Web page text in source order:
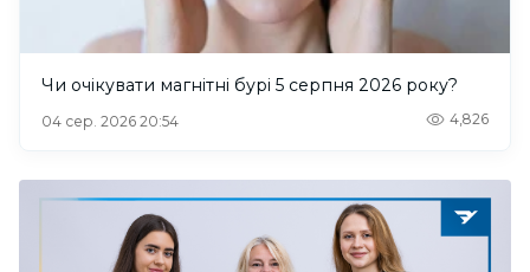
Чи очікувати магнітні бурі 5 серпня 2026 року?
04 сер. 2026 20:54 4,826